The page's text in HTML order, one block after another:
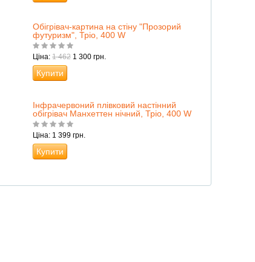
Обігрівач-картина на стіну "Прозорий
футуризм", Тріо, 400 W
Ціна: 1 462 1 300 грн.
Купити
Інфрачервоний плівковий настінний
обігрівач Манхеттен нічний, Тріо, 400 W
Ціна: 1 399 грн.
Купити